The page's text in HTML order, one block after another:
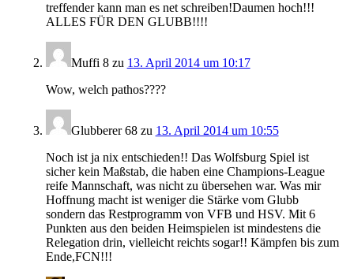
treffender kann man es net schreiben!Daumen hoch!!!
ALLES FÜR DEN GLUBB!!!!
Muffi 8zu 13. April 2014 um 10:17
Wow, welch pathos????
Glubberer 68zu 13. April 2014 um 10:55
Noch ist ja nix entschieden!! Das Wolfsburg Spiel ist
sicher kein Maßstab, die haben eine Champions-League
reife Mannschaft, was nicht zu übersehen war. Was mir
Hoffnung macht ist weniger die Stärke vom Glubb
sondern das Restprogramm von VFB und HSV. Mit 6
Punkten aus den beiden Heimspielen ist mindestens die
Relegation drin, vielleicht reichts sogar!! Kämpfen bis zum
Ende,FCN!!!